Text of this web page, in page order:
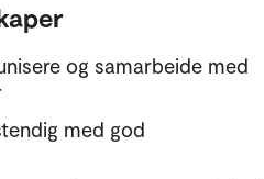
og samarbeide med
med god